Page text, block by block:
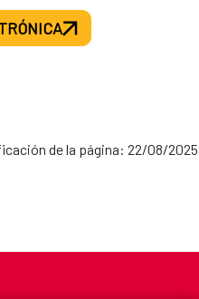
de la página: 22/08/2025